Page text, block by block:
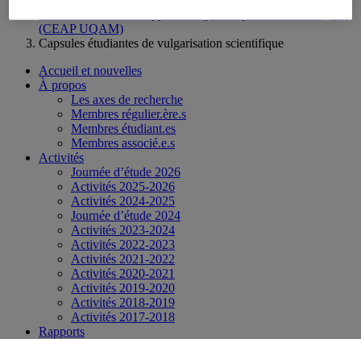
(CEAP UQAM)
Capsules étudiantes de vulgarisation scientifique
Accueil et nouvelles
À propos
Les axes de recherche
Membres régulier.ère.s
Membres étudiant.es
Membres associé.e.s
Activités
Journée d’étude 2026
Activités 2025-2026
Activités 2024-2025
Journée d’étude 2024
Activités 2023-2024
Activités 2022-2023
Activités 2021-2022
Activités 2020-2021
Activités 2019-2020
Activités 2018-2019
Activités 2017-2018
Rapports